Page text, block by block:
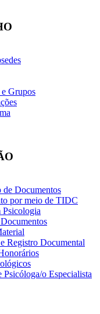
Grupos
de Documentos
por meio de TIDC
Psicologia
Registro Documental
Psicóloga/o Especialista